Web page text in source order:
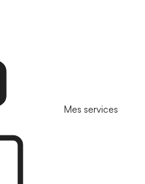
Mes services